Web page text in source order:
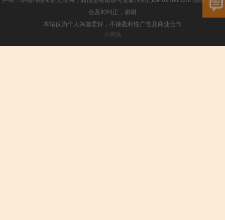
会及时纠正，谢谢
本站仅为个人兴趣爱好，不接盈利性广告及商业合作
小男孩